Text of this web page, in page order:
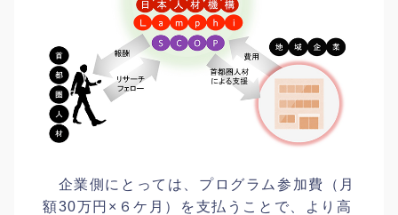
企業側にとっては、プログラム参加費（月
額30万円×６ケ月）を支払うことで、より高